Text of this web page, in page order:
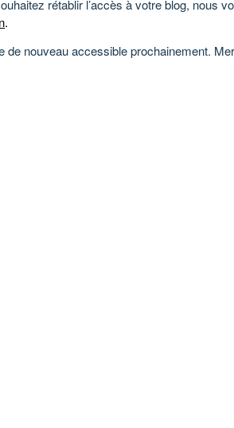
rétablir l’accès à votre blog, nous
.
de nouveau accessible prochainement.